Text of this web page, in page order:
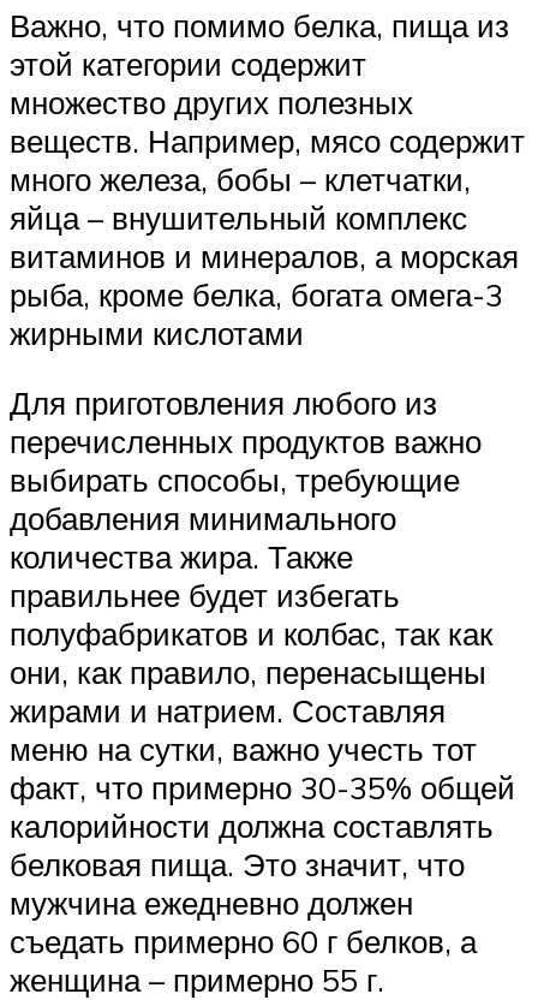
Важно, что помимо белка, пища из
этой категории содержит
множество других полезных
веществ. Например, мясо содержит
много железа, бобы – клетчатки,
яйца – внушительный комплекс
витаминов и минералов, а морская
рыба, кроме белка, богата омега-3
жирными кислотами
Для приготовления любого из
перечисленных продуктов важно
выбирать способы, требующие
добавления минимального
количества жира. Также
правильнее будет избегать
полуфабрикатов и колбас, так как
они, как правило, перенасыщены
жирами и натрием. Составляя
меню на сутки, важно учесть тот
факт, что примерно 30-35% общей
калорийности должна составлять
белковая пища. Это значит, что
мужчина ежедневно должен
съедать примерно 60 г белков, а
женщина – примерно 55 г.